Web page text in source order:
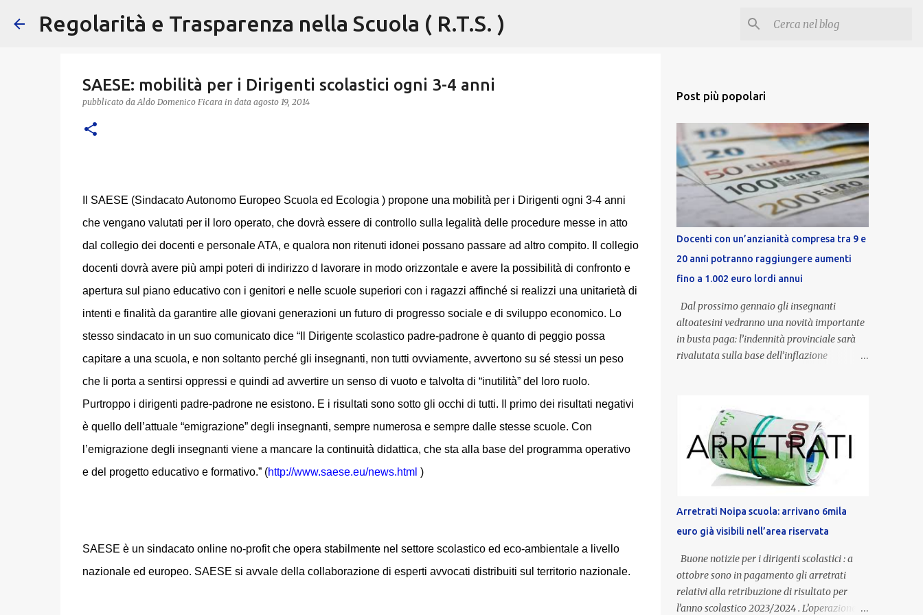
Passa ai contenuti principali
Regolarità e Trasparenza nella Scuola ( R.T.S. )
SAESE: mobilità per i Dirigenti scolastici ogni 3-4 anni
pubblicato daAldo Domenico Ficara in data agosto 19, 2014
Il SAESE (Sindacato Autonomo Europeo Scuola ed Ecologia ) propone una mobilità per i Dirigenti ogni 3-4 anni
che vengano valutati per il loro operato, che dovrà essere di controllo sulla legalità delle procedure messe in atto
dal collegio dei docenti e personale ATA, e qualora non ritenuti idonei possano passare ad altro compito. Il collegio
docenti dovrà avere più ampi poteri di indirizzo d lavorare in modo orizzontale e avere la possibilità di confronto e
apertura sul piano educativo con i genitori e nelle scuole superiori con i ragazzi affinché si realizzi una unitarietà di
intenti e finalità da garantire alle giovani generazioni un futuro di progresso sociale e di sviluppo economico. Lo
stesso sindacato in un suo comunicato dice “Il Dirigente scolastico padre-padrone è quanto di peggio possa
capitare a una scuola, e non soltanto perché gli insegnanti, non tutti ovviamente, avvertono su sé stessi un peso
che li porta a sentirsi oppressi e quindi ad avvertire un senso di vuoto e talvolta di “inutilità” del loro ruolo.
Purtroppo i dirigenti padre-padrone ne esistono. E i risultati sono sotto gli occhi di tutti. Il primo dei risultati negativi
è quello dell’attuale “emigrazione” degli insegnanti, sempre numerosa e sempre dalle stesse scuole. Con
l’emigrazione degli insegnanti viene a mancare la continuità didattica, che sta alla base del programma operativo
e del progetto educativo e formativo.” (http://www.saese.eu/news.html )
SAESE è un sindacato online no-profit che opera stabilmente nel settore scolastico ed eco-ambientale a livello
nazionale ed europeo. SAESE si avvale della collaborazione di esperti avvocati distribuiti sul territorio nazionale.
Post più popolari
Docenti con un’anzianità compresa tra 9 e
20 anni potranno raggiungere aumenti
fino a 1.002 euro lordi annui
Dal prossimo gennaio gli insegnanti
altoatesini vedranno una novità importante
in busta paga: l’indennità provinciale sarà
rivalutata sulla base dell’inflazione
un’anzianità compresa tra 9 e 20 anni
potranno raggiungere fino a 1.002 euro lordi
annui. Il nuovo contratto provinciale
introduce inoltre un congedo speciale
dedicato alle donne vittime di violenza di
genere, in linea con la normativa nazionale e
con l’obiettivo di offrire maggiore tutela e
supporto in situazioni delicate. L’indennità
provinciale per i docenti è un unicum in
Italia: si tratta di una misura esclusiva della
Provincia autonoma di Bolzano, che integra
in maniera stabile lo stipendio nazionale
Arretrati Noipa scuola: arrivano 6mila
euro già visibili nell’area riservata
Buone notizie per i dirigenti scolastici : a
ottobre sono in pagamento gli arretrati
relativi alla retribuzione di risultato per
l’anno scolastico 2023/2024 . L’operazione,